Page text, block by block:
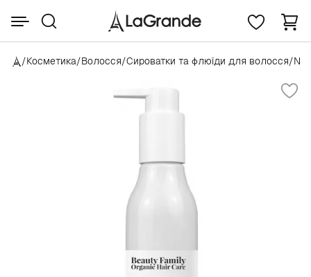
/Косметика/Волосся/Сироватки та флюїди для волосся/